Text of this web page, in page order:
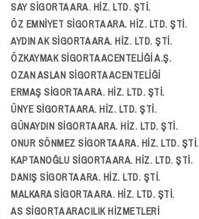
SAY SİGORTA ARA. HİZ. LTD. ŞTİ.
ÖZ EMNİYET SİGORTA ARA. HİZ. LTD. ŞTİ.
AYDIN AK SİGORTA ARA. HİZ. LTD. ŞTİ.
ÖZKAYMAK SİGORTA ACENTELİĞİ A.Ş.
OZAN ASLAN SİGORTA ACENTELİĞİ
ERMAŞ SİGORTA ARA. HİZ. LTD. ŞTİ.
ÜNYE SİGORTA ARA. HİZ. LTD. ŞTİ.
GÜNAYDIN SİGORTA ARA. HİZ. LTD. ŞTİ.
ONUR SÖNMEZ SİGORTA ARA. HİZ. LTD. ŞTİ.
KAPTANOĞLU SİGORTA ARA. HİZ. LTD. ŞTİ.
DANIŞ SİGORTA ARA. HİZ. LTD. ŞTİ.
MALKARA SİGORTA ARA. HİZ. LTD. ŞTİ.
AS SİGORTA ARACILIK HİZMETLERİ